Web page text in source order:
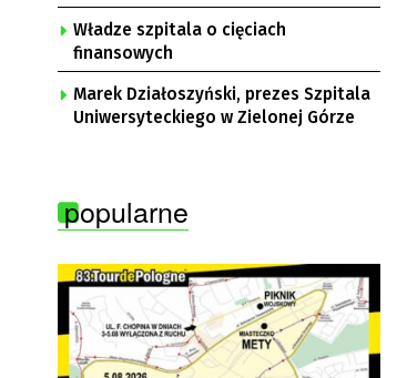
Władze szpitala o cięciach
finansowych
Marek Działoszyński, prezes Szpitala
Uniwersyteckiego w Zielonej Górze
popularne